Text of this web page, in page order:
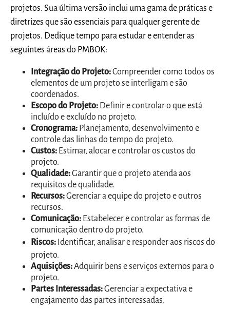
projetos. Sua última versão inclui uma gama de práticas e
diretrizes que são essenciais para qualquer gerente de
projetos. Dedique tempo para estudar e entender as
seguintes áreas do PMBOK:
Integração do Projeto:Compreender como todos os
elementos de um projeto se interligam e são
coordenados.
Escopo do Projeto: Definir e controlar o que está
incluído e excluído no projeto.
Cronograma: Planejamento, desenvolvimento e
controle das linhas do tempo do projeto.
Custos: Estimar, alocar e controlar os custos do
projeto.
Qualidade:Garantir que o projeto atenda aos
requisitos de qualidade.
Recursos:Gerenciar a equipe do projeto e outros
recursos.
Comunicação: Estabelecer e controlar as formas de
comunicação dentro do projeto.
Riscos: Identificar, analisar e responder aos riscos do
projeto.
Aquisições:Adquirir bens e serviços externos para o
projeto.
Partes Interessadas:Gerenciar a expectativa e
engajamento das partes interessadas.